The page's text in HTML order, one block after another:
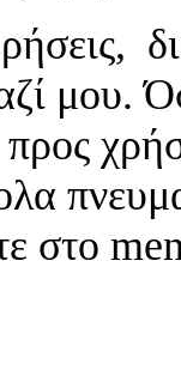
μου.
προς
στο